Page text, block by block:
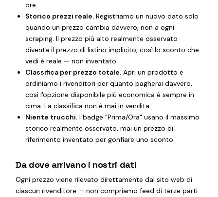
ore.
Storico prezzi reale. Registriamo un nuovo dato solo
quando un prezzo cambia davvero, non a ogni
scraping. Il prezzo più alto realmente osservato
diventa il prezzo di listino implicito, così lo sconto che
vedi è reale — non inventato.
Classifica per prezzo totale. Apri un prodotto e
ordiniamo i rivenditori per quanto pagherai davvero,
così l'opzione disponibile più economica è sempre in
cima. La classifica non è mai in vendita.
Niente trucchi. I badge "Prima/Ora" usano il massimo
storico realmente osservato, mai un prezzo di
riferimento inventato per gonfiare uno sconto.
Da dove arrivano i nostri dati
Ogni prezzo viene rilevato direttamente dal sito web di
ciascun rivenditore — non compriamo feed di terze parti